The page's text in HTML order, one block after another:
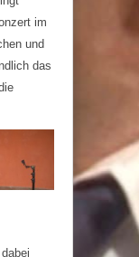
im
und
das